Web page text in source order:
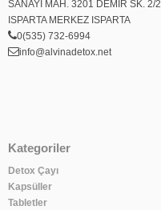
SANAYİ MAH. 3201 DEMİR SK. 2/2
ISPARTA MERKEZ ISPARTA
0(535) 732-6994
info@alvinadetox.net
Kategoriler
Detox Çayı
Kapsüller
Tabletler